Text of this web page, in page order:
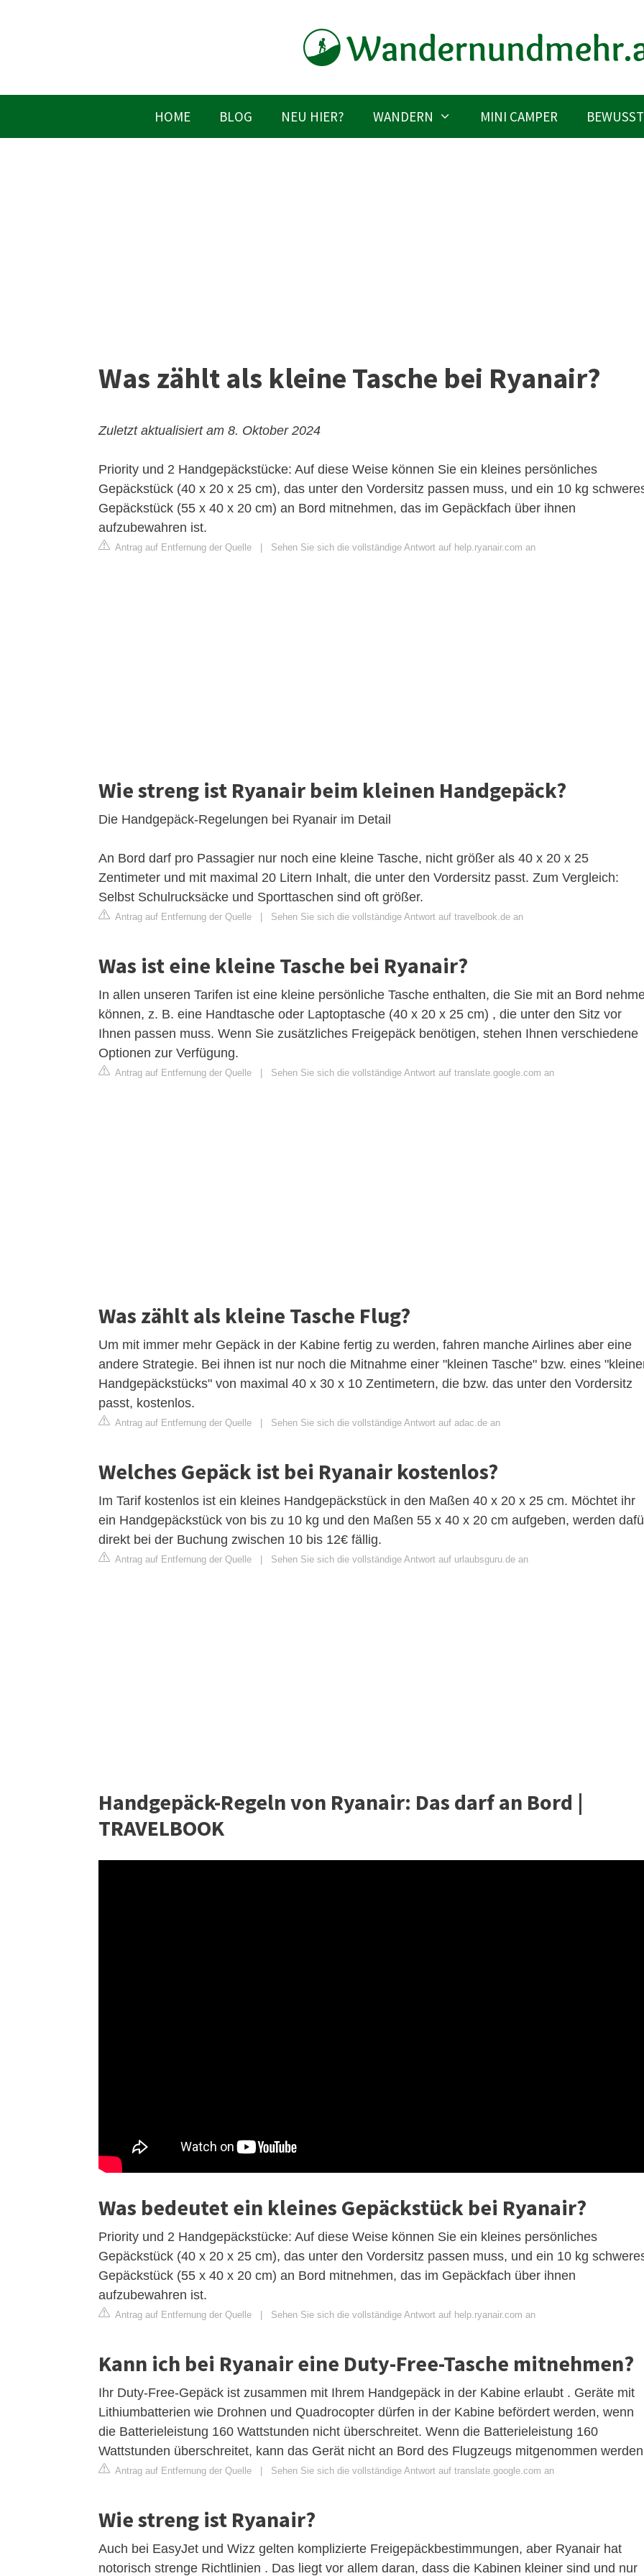
HOME BLOG NEU HIER? WANDERN MINI CAMPER
Was zählt als kleine Tasche bei Ryanair?
Zuletzt aktualisiert am 8. Oktober 2024
Priority und 2 Handgepäckstücke: Auf diese Weise können Sie ein kleines persönliches
Gepäckstück (40 x 20 x 25 cm), das unter den Vordersitz passen muss, und ein 10 kg
Gepäckstück (55 x 40 x 20 cm) an Bord mitnehmen, das im Gepäckfach über ihnen
aufzubewahren ist.
Antrag auf Entfernung der Quelle Sehen Sie sich die vollständige Antwort auf help.ryanair.com an
Wie streng ist Ryanair beim kleinen Handgepäck?
Die Handgepäck-Regelungen bei Ryanair im Detail
An Bord darf pro Passagier nur noch eine kleine Tasche, nicht größer als 40 x 20 x 25
Zentimeter und mit maximal 20 Litern Inhalt, die unter den Vordersitz passt. Zum Vergleich:
Selbst Schulrucksäcke und Sporttaschen sind oft größer.
Antrag auf Entfernung der Quelle Sehen Sie sich die vollständige Antwort auf travelbook.de an
Was ist eine kleine Tasche bei Ryanair?
In allen unseren Tarifen ist eine kleine persönliche Tasche enthalten, die Sie mit an Bord
können, z. B. eine Handtasche oder Laptoptasche (40 x 20 x 25 cm) , die unter den Sitz vor
Ihnen passen muss. Wenn Sie zusätzliches Freigepäck benötigen, stehen Ihnen verschiedene
Optionen zur Verfügung.
Antrag auf Entfernung der Quelle Sehen Sie sich die vollständige Antwort auf translate.google.com an
Was zählt als kleine Tasche Flug?
Um mit immer mehr Gepäck in der Kabine fertig zu werden, fahren manche Airlines aber eine
andere Strategie. Bei ihnen ist nur noch die Mitnahme einer "kleinen Tasche" bzw. eines
Handgepäckstücks" von maximal 40 x 30 x 10 Zentimetern, die bzw. das unter den Vordersitz
passt, kostenlos.
Antrag auf Entfernung der Quelle Sehen Sie sich die vollständige Antwort auf adac.de an
Welches Gepäck ist bei Ryanair kostenlos?
Im Tarif kostenlos ist ein kleines Handgepäckstück in den Maßen 40 x 20 x 25 cm. Möchtet ihr
ein Handgepäckstück von bis zu 10 kg und den Maßen 55 x 40 x 20 cm aufgeben, werden
direkt bei der Buchung zwischen 10 bis 12€ fällig.
Antrag auf Entfernung der Quelle Sehen Sie sich die vollständige Antwort auf urlaubsguru.de an
Handgepäck-Regeln von Ryanair: Das darf an Bord |
TRAVELBOOK
Was bedeutet ein kleines Gepäckstück bei Ryanair?
Priority und 2 Handgepäckstücke: Auf diese Weise können Sie ein kleines persönliches
Gepäckstück (40 x 20 x 25 cm), das unter den Vordersitz passen muss, und ein 10 kg
Gepäckstück (55 x 40 x 20 cm) an Bord mitnehmen, das im Gepäckfach über ihnen
aufzubewahren ist.
Antrag auf Entfernung der Quelle | Sehen Sie sich die vollständige Antwort auf help.ryanair.com an
Kann ich bei Ryanair eine Duty-Free-Tasche mitnehmen?
Ihr Duty-Free-Gepäck ist zusammen mit Ihrem Handgepäck in der Kabine erlaubt . Geräte mit
Lithiumbatterien wie Drohnen und Quadrocopter dürfen in der Kabine befördert werden, wenn
die Batterieleistung 160 Wattstunden nicht überschreitet. Wenn die Batterieleistung 160
Wattstunden überschreitet, kann das Gerät nicht an Bord des Flugzeugs mitgenommen
Antrag auf Entfernung der Quelle | Sehen Sie sich die vollständige Antwort auf translate.google.com an
Wie streng ist Ryanair?
Auch bei EasyJet und Wizz gelten komplizierte Freigepäckbestimmungen, aber Ryanair hat
notorisch strenge Richtlinien . Das liegt vor allem daran, dass die Kabinen kleiner sind und nur